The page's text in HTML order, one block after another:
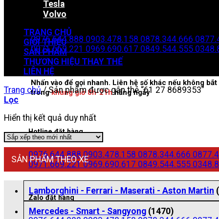
Zalo đặt hàng
0976.644.888 0903.478.158 0878.344.666
0971.669.221 0969.690.617 0849.544.555
Nhấn vào để gọi nhanh. Liên hệ số khác nếu không
trongkhung giờ 8h-21hhằng ngày
Hotline đặt hàng
0976.644.888 0903.478.158 0878.344.666
0971.669.221 0969.690.617 0849.544.555
Zalo đặt hàng
Tesla
Volvo
TRANG CHỦ
GIỚI THIỆU
SẢN PHẨM
THƯƠNG HIỆU THAY THẾ
LIÊN HỆ
Trang chủ /Sản phẩm được gắn thẻ “61 27 8689353”
Lọc
Hiển thị kết quả duy nhất
SẢN PHẨM THEO XE
Lamborghini - Ferrari - Maserati - Aston Martin
Mercedes - Smart - Sangyong (1470)